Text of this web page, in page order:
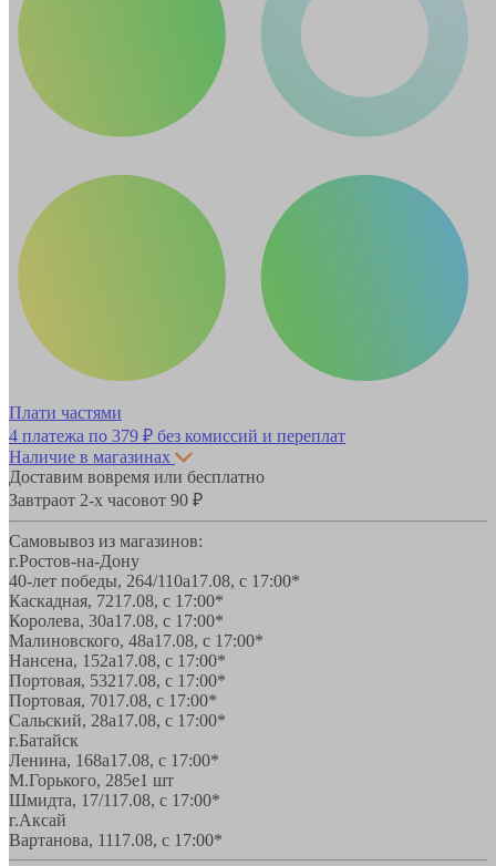
Плати частями
4 платежа по 379 ₽ без комиссий и переплат
Наличие в магазинах
Доставим вовремя или бесплатно
Завтраот 2-х часовот 90 ₽
Самовывоз из магазинов:
г.Ростов-на-Дону
40-лет победы, 264/110а17.08, с 17:00*
Каскадная, 7217.08, с 17:00*
Королева, 30а17.08, с 17:00*
Малиновского, 48а17.08, с 17:00*
Нансена, 152а17.08, с 17:00*
Портовая, 53217.08, с 17:00*
Портовая, 7017.08, с 17:00*
Сальский, 28a17.08, с 17:00*
г.Батайск
Ленина, 168а17.08, с 17:00*
М.Горького, 285е1 шт
Шмидта, 17/117.08, с 17:00*
г.Аксай
Вартанова, 1117.08, с 17:00*